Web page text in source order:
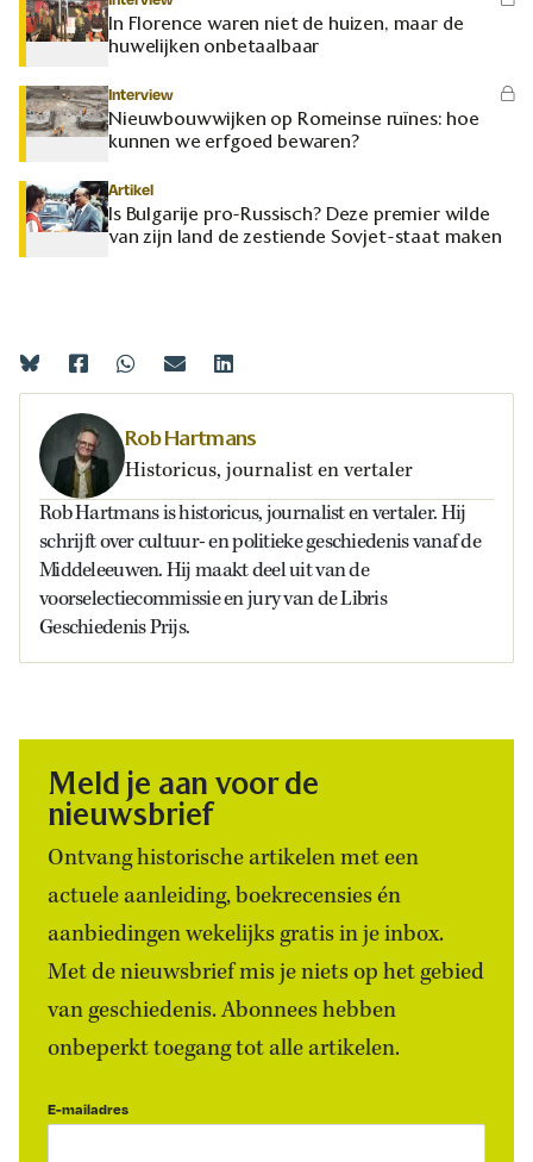
In Florence waren niet de huizen, maar de
huwelijken onbetaalbaar
Interview
Nieuwbouwwijken op Romeinse ruïnes: hoe
kunnen we erfgoed bewaren?
Artikel
Is Bulgarije pro-Russisch? Deze premier wilde
van zijn land de zestiende Sovjet-staat maken
Rob Hartmans
Historicus, journalist en vertaler
Rob Hartmans is historicus, journalist en vertaler. Hij
schrijft over cultuur- en politieke geschiedenis vanaf de
Middeleeuwen. Hij maakt deel uit van de
voorselectiecommissie en jury van de Libris
Geschiedenis Prijs.
Meld je aan voor de
nieuwsbrief
Ontvang historische artikelen met een
actuele aanleiding, boekrecensies én
aanbiedingen wekelijks gratis in je inbox.
Met de nieuwsbrief mis je niets op het gebied
van geschiedenis. Abonnees hebben
onbeperkt toegang tot alle artikelen.
E-mailadres